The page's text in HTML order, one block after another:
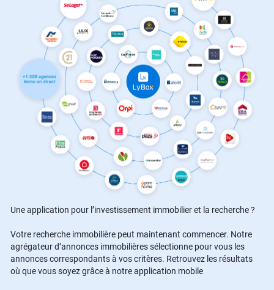
Une application pour l’investissement immobilier et la recherche ?
Votre recherche immobilière peut maintenant commencer. Notre
agrégateur d’annonces immobilières sélectionne pour vous les
annonces correspondants à vos critères. Retrouvez les résultats
où que vous soyez grâce à notre application mobile